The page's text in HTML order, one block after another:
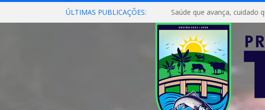
ÚLTIMAS PUBLICAÇÕES: Saúde que avança, cuidado